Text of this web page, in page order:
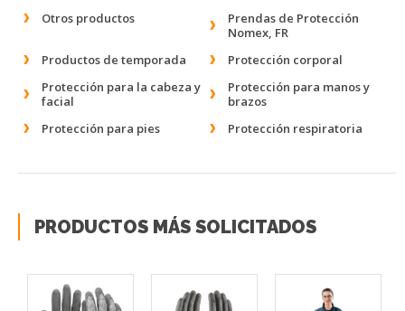
Otros productos
Prendas de Protección
Nomex, FR
Productos de temporada
Protección corporal
Protección para la cabeza y
facial
Protección para manos y
brazos
Protección para pies
Protección respiratoria
PRODUCTOS MÁS SOLICITADOS